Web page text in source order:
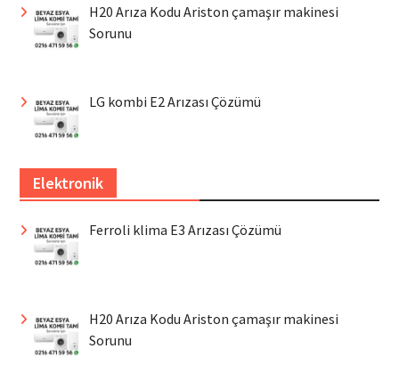
H20 Arıza Kodu Ariston çamaşır makinesi
Sorunu
LG kombi E2 Arızası Çözümü
Elektronik
Ferroli klima E3 Arızası Çözümü
H20 Arıza Kodu Ariston çamaşır makinesi
Sorunu